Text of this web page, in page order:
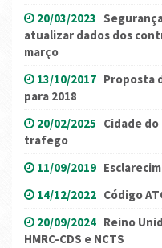
20/03/2023
atualizar dados dos
março
13/10/2017 Proposta
para 2018
20/02/2025 Cidade
trafego
11/09/2019
14/12/2022 Código
20/09/2024 Reino
HMRC-CDS e NCTS